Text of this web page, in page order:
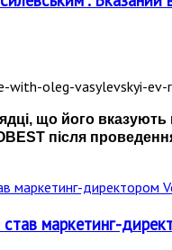
що його
після
маркетинг-